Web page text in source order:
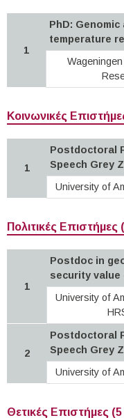
1
PhD:
temperature
Κοινωνικές
1
Postdoctoral
Speech Grey
University of
Πολιτικές Επιστήμες
1
Postdoc in
security value
University of
2
Postdoctoral
Speech Grey
University of
Θετικές Επιστήμες (5